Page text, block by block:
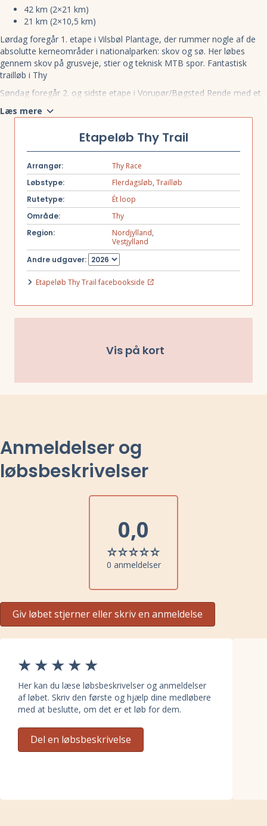
42 km (2×21 km)
21 km (2×10,5 km)
Lørdag foregår 1. etape i Vilsbøl Plantage, der rummer nogle af de
absolutte kerneområder i nationalparken: skov og sø. Her løbes
gennem skov på grusveje, stier og teknisk MTB spor. Fantastisk
trailløb i Thy
Søndag foregår 2. og sidste etape i Vorupør/Bøgsted Rende med et
vindblæste og forkrøblede træer. Her løbes gennem klitheden,
Læs mere
Etapeløb Thy Trail
Arrangør:
Thy Race
Løbstype:
Flerdagsløb,Trailløb
Rutetype:
Ét loop
Område:
Thy
Region:
Nordjylland,
Vestjylland
Andre udgaver:
Etapeløb Thy Trail facebookside
Vis på kort
Anmeldelser og
løbsbeskrivelser
0,0
0 anmeldelser
Giv løbet stjerner eller skriv en anmeldelse
Her kan du læse løbsbeskrivelser og anmeldelser
af løbet. Skriv den første og hjælp dine medløbere
med at beslutte, om det er et løb for dem.
Del en løbsbeskrivelse